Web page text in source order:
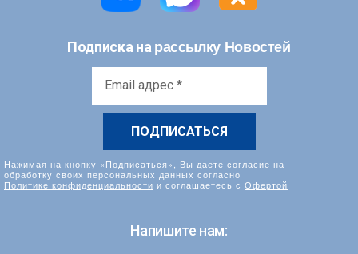
Подписка на рассылку Новостей
Нажимая на кнопку «Подписаться», Вы даете согласие на
обработку своих персональных данных согласно
Политике конфиденциальности и соглашаетесь с Офертой
Напишите нам: